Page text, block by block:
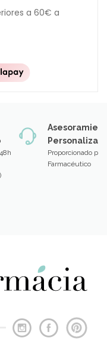
a 60€ a
Proporcionado por
Farmacéutico